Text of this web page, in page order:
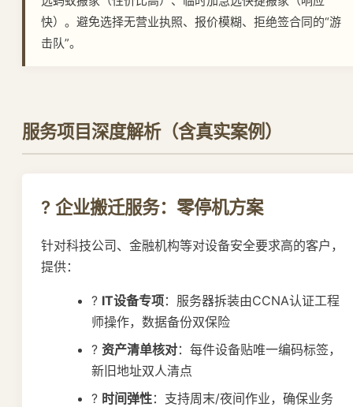
快）。避免选择无营业执照、报价模糊、拒绝签合同的“游
击队”。
服务项目深度解析（含真实案例）
? 企业搬迁服务：零停机方案
针对科技公司、金融机构等对设备安全要求高的客户，
提供：
? IT设备专项：服务器拆装由CCNA认证工程
师操作，数据备份双保险
? 资产清单核对：每件设备贴唯一编码标签，
新旧地址双人清点
? 时间弹性：支持周末/夜间作业，确保业务